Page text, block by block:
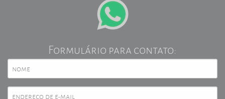
Formulário para contato: